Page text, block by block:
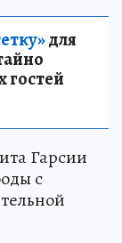
для
гостей
Гарсии
с